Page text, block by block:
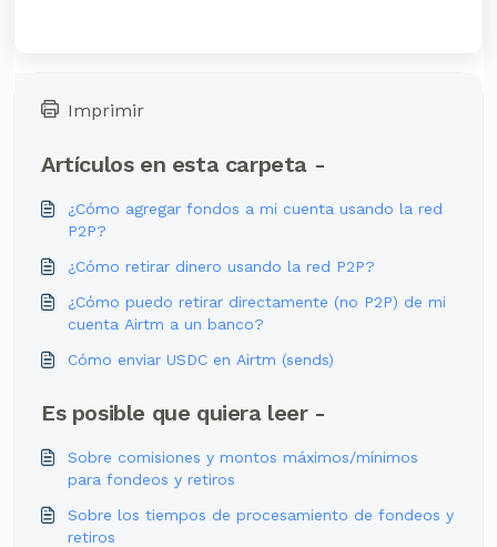
Imprimir
Artículos en esta carpeta -
¿Cómo agregar fondos a mi cuenta usando la red
P2P?
¿Cómo retirar dinero usando la red P2P?
¿Cómo puedo retirar directamente (no P2P) de mi
cuenta Airtm a un banco?
Cómo enviar USDC en Airtm (sends)
Es posible que quiera leer -
Sobre comisiones y montos máximos/mínimos
para fondeos y retiros
Sobre los tiempos de procesamiento de fondeos y
retiros